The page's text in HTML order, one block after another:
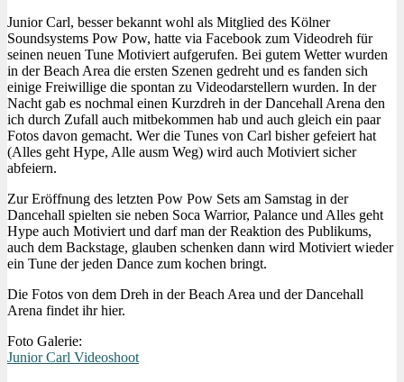
Junior Carl, besser bekannt wohl als Mitglied des Kölner
Soundsystems Pow Pow, hatte via Facebook zum Videodreh für
seinen neuen Tune Motiviert aufgerufen. Bei gutem Wetter wurden
in der Beach Area die ersten Szenen gedreht und es fanden sich
einige Freiwillige die spontan zu Videodarstellern wurden. In der
Nacht gab es nochmal einen Kurzdreh in der Dancehall Arena den
ich durch Zufall auch mitbekommen hab und auch gleich ein paar
Fotos davon gemacht. Wer die Tunes von Carl bisher gefeiert hat
(Alles geht Hype, Alle ausm Weg) wird auch Motiviert sicher
abfeiern.
Zur Eröffnung des letzten Pow Pow Sets am Samstag in der
Dancehall spielten sie neben Soca Warrior, Palance und Alles geht
Hype auch Motiviert und darf man der Reaktion des Publikums,
auch dem Backstage, glauben schenken dann wird Motiviert wieder
ein Tune der jeden Dance zum kochen bringt.
Die Fotos von dem Dreh in der Beach Area und der Dancehall
Arena findet ihr hier.
Foto Galerie:
Junior Carl Videoshoot